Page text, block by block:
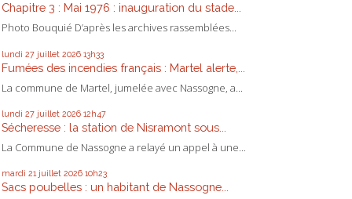
Chapitre 3 : Mai 1976 : inauguration du stade...
Photo Bouquié D’après les archives rassemblées...
lundi 27 juillet 2026 13h33
Fumées des incendies français : Martel alerte,...
La commune de Martel, jumelée avec Nassogne, a...
lundi 27 juillet 2026 12h47
Sécheresse : la station de Nisramont sous...
La Commune de Nassogne a relayé un appel à une...
mardi 21 juillet 2026 10h23
Sacs poubelles : un habitant de Nassogne...